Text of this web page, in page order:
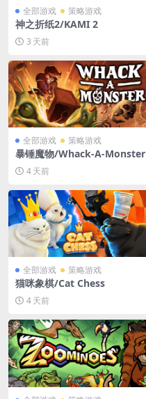
全部游戏 策略游戏
神之折纸2/KAMI 2
3 天前
全部游戏 策略游戏
暴锤魔物/Whack-A-Monster
4 天前
全部游戏 策略游戏
猫咪象棋/Cat Chess
4 天前